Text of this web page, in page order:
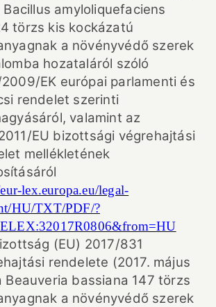
Bacillus amyloliquefaciens
törzs kis kockázatú
a növényvédő szerek
hozataláról szóló
2009/EK európai parlamenti és
rendelet szerinti
valamint az
EU bizottsági végrehajtási
mellékletének
lex.europa.eu/legal-
HU/TXT/PDF/?
(EU) 2017/831
rendelete (2017. május
Beauveria bassiana 147 törzs
a növényvédő szerek